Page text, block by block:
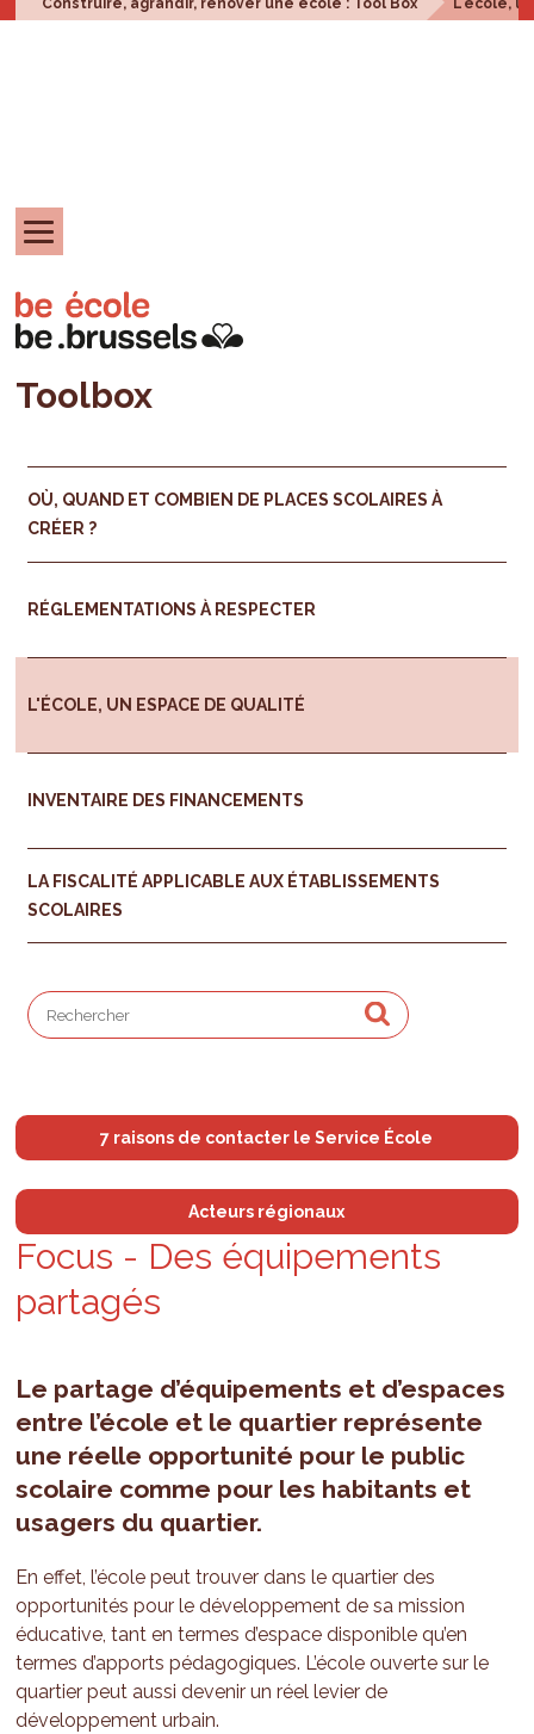
Construire, agrandir, rénover une école : Tool Box L'école,
Toolbox
OÙ, QUAND ET COMBIEN DE PLACES SCOLAIRES À
CRÉER ?
RÉGLEMENTATIONS À RESPECTER
L'ÉCOLE, UN ESPACE DE QUALITÉ
INVENTAIRE DES FINANCEMENTS
LA FISCALITÉ APPLICABLE AUX ÉTABLISSEMENTS
SCOLAIRES
7 raisons de contacter le Service École
Acteurs régionaux
Focus - Des équi­pe­ments
par­ta­gés
Le partage d’équipements et d’espaces
entre l’école et le quartier représente
une réelle opportunité pour le public
scolaire comme pour les habitants et
usagers du quartier.
En effet, l’école peut trouver dans le quartier des
opportunités pour le développement de sa mission
éducative, tant en termes d’espace disponible qu’en
termes d’apports pédagogiques. L’école ouverte sur le
quartier peut aussi devenir un réel levier de
développement urbain.